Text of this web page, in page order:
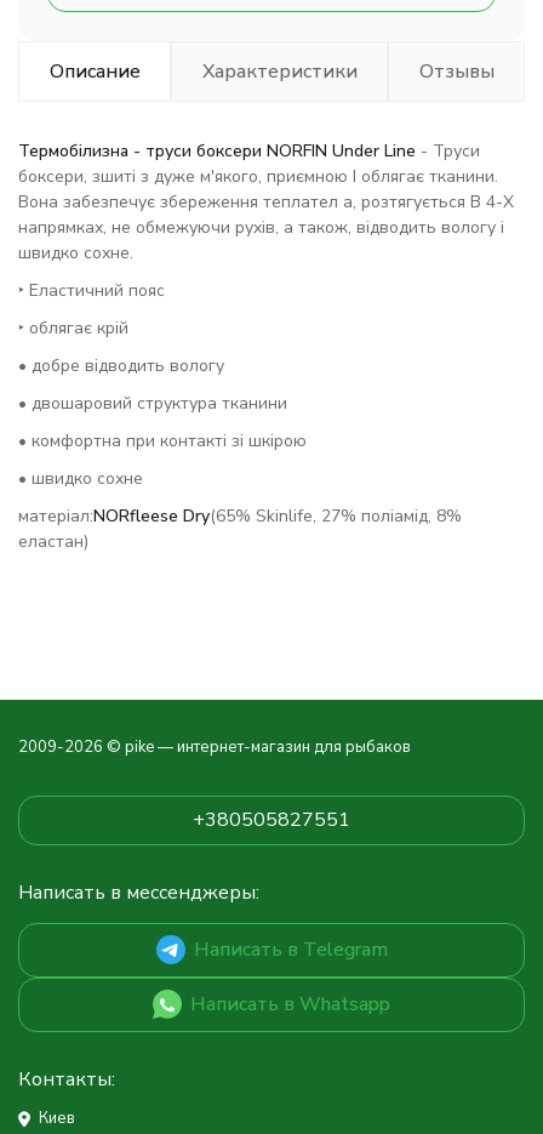
Описание Характеристики Отзывы
Термобілизна - труси боксери NORFIN Under Line - Труси
боксери, зшиті з дуже м'якого, приємною І облягає тканини.
Вона забезпечує збереження теплател а, розтягується В 4-Х
напрямках, не обмежуючи рухів, а також, відводить вологу і
швидко сохне.
‣ Еластичний пояс
‣ облягає крій
• добре відводить вологу
• двошаровий структура тканини
• комфортна при контакті зі шкірою
• швидко сохне
матеріал:NORfleese Dry(65% Skinlife, 27% поліамід, 8%
еластан)
2009-2026 © pike — интернет-магазин для рыбаков
+380505827551
Написать в мессенджеры:
Написать в Telegram
Написать в Whatsapp
Контакты:
Киев